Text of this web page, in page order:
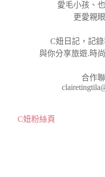
愛毛小孩、
更愛親
C妞日記，記
與你分享旅遊.時
合作
C妞粉絲頁